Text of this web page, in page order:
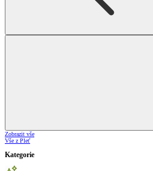
Zobrazit vše
Vše z Pleť
Kategorie